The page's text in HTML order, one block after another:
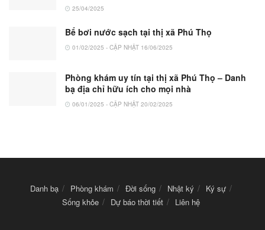
25/04/2025
Bể bơi nước sạch tại thị xã Phú Thọ
01/02/2025 - CẬP NHẬT 16/06/2025
Phòng khám uy tín tại thị xã Phú Thọ – Danh
bạ địa chỉ hữu ích cho mọi nhà
06/01/2025 - CẬP NHẬT 20/02/2025
Danh bạ Phòng khám Đời sống Nhật ký
Ký sự
Sống khỏe
Dự báo thời tiết Liên hệ